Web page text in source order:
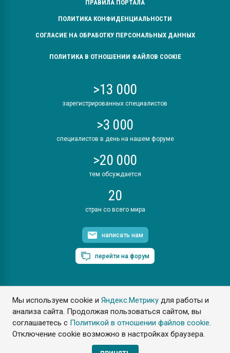
Мы используем cookie иЯндекс.Метрику для работы и
анализа сайта. Продолжая пользоваться сайтом, вы
соглашаетесь с Политикой в отношении файлов cookie.
Отключение cookie возможно в настройках браузера.
ПРАВИЛА ПОРТАЛА
ПОЛИТИКА КОНФИДЕНЦИАЛЬНОСТИ
СОГЛАСИЕ НА ОБРАБОТКУ ПЕРСОНАЛЬНЫХ ДАННЫХ
ПОЛИТИКА В ОТНОШЕНИИ ФАЙЛОВ COOKIE
>13 000
зарегистрированных специалистов
>3 000
специалистов в день на нашем форуме
>20 000
тем обсуждается
20
стран со всего мира
написать нам
перейти на форум
ПластЭксперт © 2006. Все права защищены
Разрешается копирование материалов сайта с обязательной
ссылкой на www.e-plastic.ru
Разработка сайта